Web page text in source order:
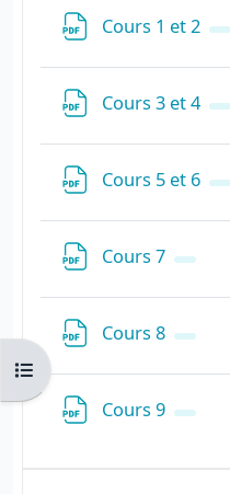
Ouvrir l’index du cours
Cours 1 et 2
Cours 3 et 4
Cours 5 et 6
Cours 7 Fichier
Cours 8 Fichier
Cours 9 Fichier